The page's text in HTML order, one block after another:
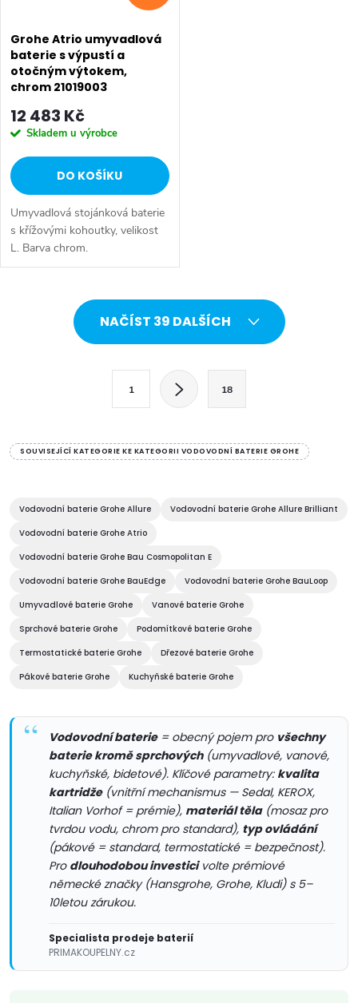
Grohe Atrio umyvadlová
baterie s výpustí a
otočným výtokem,
chrom 21019003
12 483 Kč
Skladem u výrobce
DO KOŠÍKU
Umyvadlová stojánková baterie
s křížovými kohoutky, velikost
L. Barva chrom.
d
c
p
v
k
v
NAČÍST 39 DALŠÍCH
á
o
v
á
n
1 18
SOUVISEJÍCÍ KATEGORIE KE KATEGORII VODOVODNÍ BATERIE GROHE
Vodovodní baterie Grohe Allure
Vodovodní baterie Grohe Allure Brilliant
Vodovodní baterie Grohe Atrio
Vodovodní baterie Grohe Bau Cosmopolitan E
Vodovodní baterie Grohe BauEdge
Vodovodní baterie Grohe BauLoop
Umyvadlové baterie Grohe
Vanové baterie Grohe
Sprchové baterie Grohe
Podomítkové baterie Grohe
Termostatické baterie Grohe
Dřezové baterie Grohe
Pákové baterie Grohe
Kuchyňské baterie Grohe
Vodovodní baterie= obecný pojem pro všechny
baterie kromě sprchových(umyvadlové, vanové,
kuchyňské, bidetové). Klíčové parametry: kvalita
kartridže(vnitřní mechanismus — Sedal, KEROX,
Italian Vorhof = prémie), materiál těla(mosaz pro
tvrdou vodu, chrom pro standard), typ ovládání
(pákové = standard, termostatické = bezpečnost).
Pro dlouhodobou investicivolte prémiové
německé značky (Hansgrohe, Grohe, Kludi) s 5–
10letou zárukou.
Specialista prodeje baterií
PRIMAKOUPELNY.cz